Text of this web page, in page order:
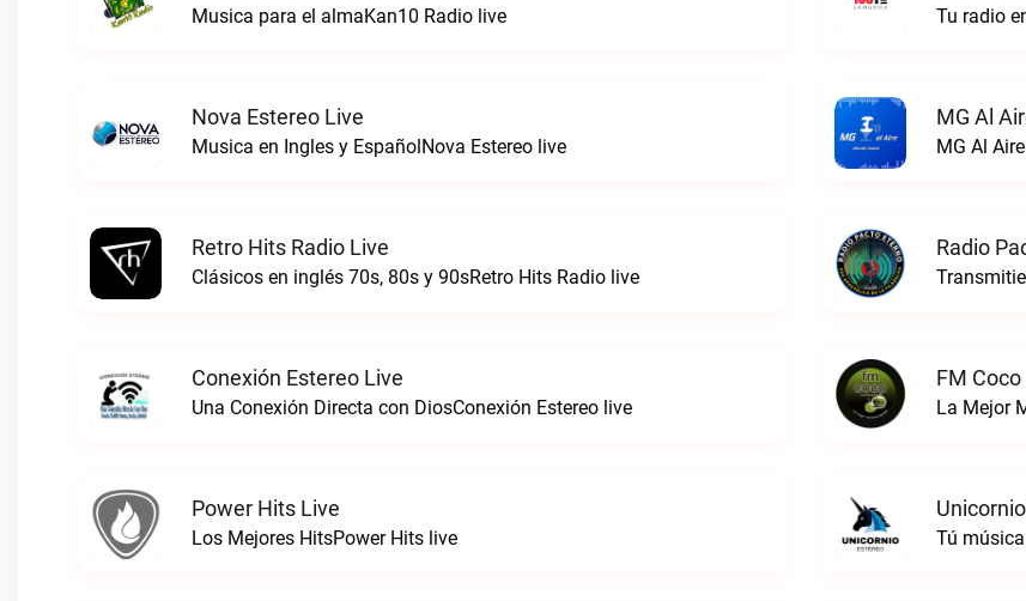
Musica para el almaKan10 Radio live Tu radio
Nova Estereo Live
Musica en Ingles y EspañolNova Estereo live
MG Al
MG Al
Retro Hits Radio Live
Clásicos en inglés 70s, 80s y 90sRetro Hits Radio live
Radio
Conexión Estereo Live
Una Conexión Directa con DiosConexión Estereo live
FM Coco
La Mejor
Power Hits Live
Los Mejores HitsPower Hits live Tú